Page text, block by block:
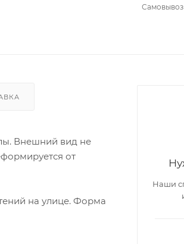
Внешний вид не
от
на улице. Форма
Наши